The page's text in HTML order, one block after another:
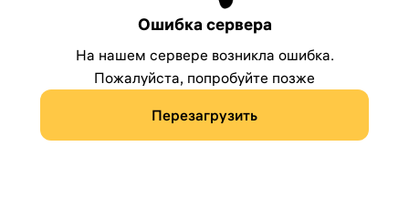
Ошибка сервера
На нашем сервере возникла ошибка.
Пожалуйста, попробуйте позже
Перезагрузить